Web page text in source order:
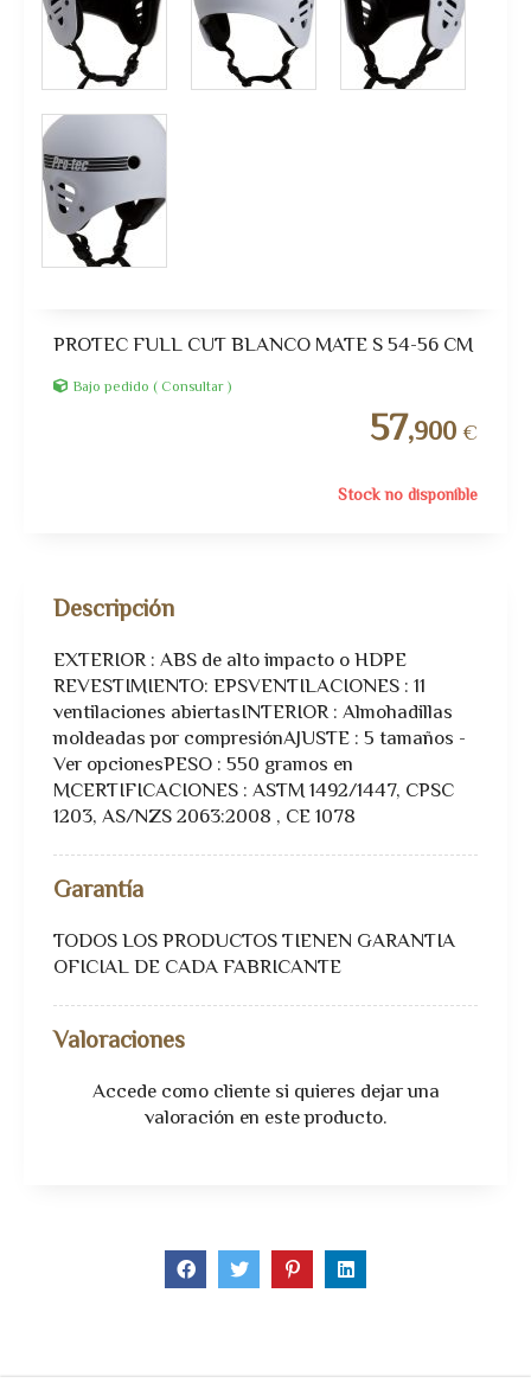
PROTEC FULL CUT BLANCO MATE S 54-56 CM
Bajo pedido ( Consultar )
57,900€
Stock no disponible
Descripción
EXTERIOR : ABS de alto impacto o HDPE
REVESTIMIENTO: EPSVENTILACIONES : 11
ventilaciones abiertasINTERIOR : Almohadillas
moldeadas por compresiónAJUSTE : 5 tamaños -
Ver opcionesPESO : 550 gramos en
MCERTIFICACIONES : ASTM 1492/1447, CPSC
1203, AS/NZS 2063:2008 , CE 1078
Garantía
TODOS LOS PRODUCTOS TIENEN GARANTIA
OFICIAL DE CADA FABRICANTE
Valoraciones
Accede como clientesi quieres dejar una
valoración en este producto.